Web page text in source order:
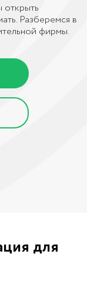
Разберемся в
фирмы.
для